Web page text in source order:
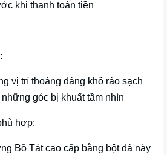
khi thanh toán tiền
vị trí thoáng đáng khô ráo sạch
góc bị khuất tầm nhìn
hợp:
Bồ Tát cao cấp bằng bột đá này